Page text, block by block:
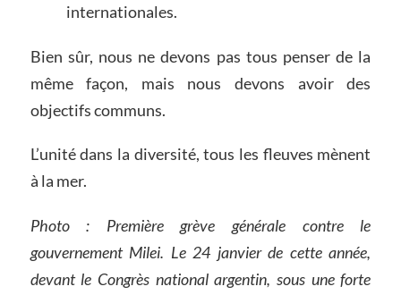
internationales.
Bien sûr, nous ne devons pas tous penser de la
même façon, mais nous devons avoir des
objectifs communs.
L’unité dans la diversité, tous les fleuves mènent
à la mer.
Photo : Première grève générale contre le
gouvernement Milei. Le 24 janvier de cette année,
devant le Congrès national argentin, sous une forte